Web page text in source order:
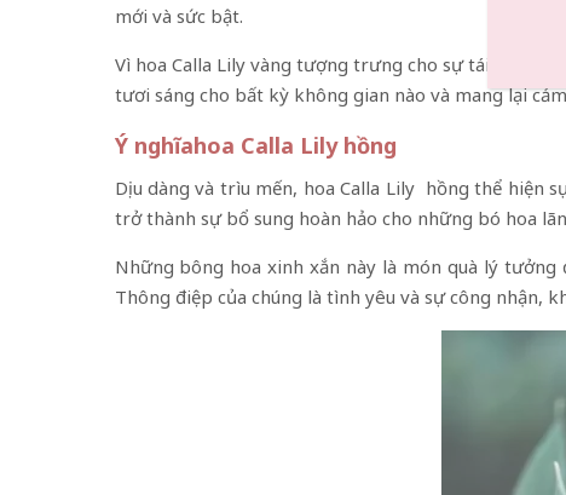
mới và sức bật.
Vì hoa Calla Lily vàng tượng trưng cho sự tái sinh,
tươi sáng cho bất kỳ không gian nào và mang lại
Ý nghĩahoa Calla Lily hồng
Dịu dàng và trìu mến, hoa Calla Lily hồng thể hiện
trở thành sự bổ sung hoàn hảo cho những bó hoa
Những bông hoa xinh xắn này là món quà lý
Thông điệp của chúng là tình yêu và sự công nhận,